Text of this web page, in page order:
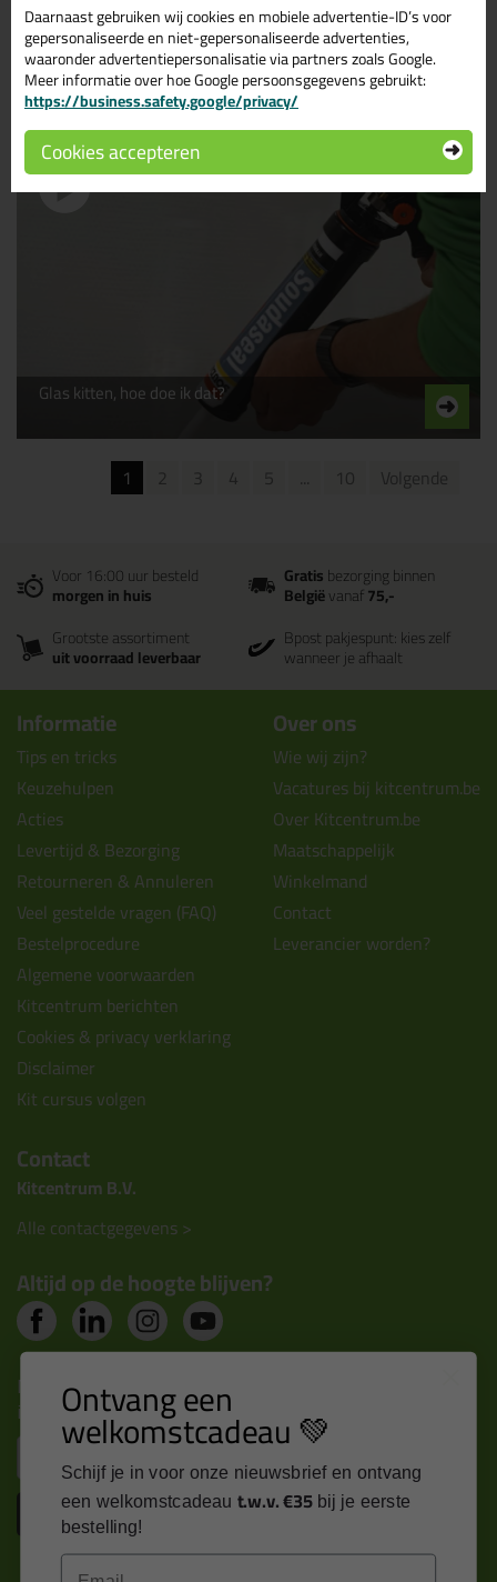
Hoe kan je kit verwijderen?
Glas kitten, hoe doe ik dat?
1 2 3 4 5 10 Volgende
Voor 16:00 uur besteld
morgen in huis
Gratisbezorging binnen
Belgiëvanaf75,-
Grootste assortiment
uit voorraad leverbaar
Bpost pakjespunt: kies zelf
wanneer je afhaalt
Informatie
Tips en tricks
Keuzehulpen
Acties
Levertijd & Bezorging
Retourneren & Annuleren
Veel gestelde vragen (FAQ)
Bestelprocedure
Algemene voorwaarden
Kitcentrum berichten
Cookies & privacy verklaring
Disclaimer
Kit cursus volgen
Over ons
Wie wij zijn?
Vacatures bij kitcentrum.be
Over Kitcentrum.be
Maatschappelijk
Winkelmand
Contact
Leverancier worden?
Contact
Kitcentrum B.V.
Alle contactgegevens >
Altijd op de hoogte blijven?
Nieuws, tips en exclusieve deals rechtstreeks in je
inbox
Inschrijven
Daarnaast gebruiken wij cookies en mobiele advertentie-ID’s voor
gepersonaliseerde en niet-gepersonaliseerde advertenties,
waaronder advertentiepersonalisatie via partners zoals Google.
Meer informatie over hoe Google persoonsgegevens gebruikt:
https://business.safety.google/privacy/
Cookies accepteren
Ontvang een
welkomstcadeau 💚
Schijf je in voor onze nieuwsbrief en ontvang
een welkomstcadeau t.w.v. €35 bij je eerste
bestelling!
Email